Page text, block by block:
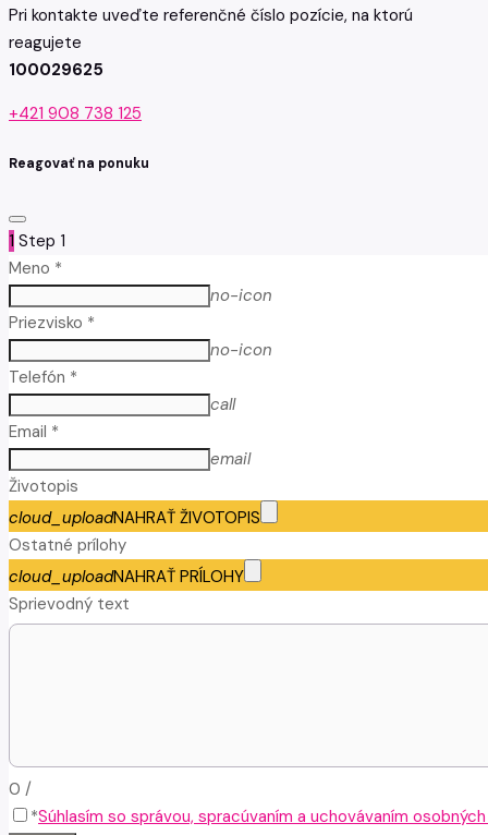
Pri kontakte uveďte referenčné číslo pozície, na ktorú
reagujete
100029625
+421 908 738 125
Reagovať na ponuku
1 Step 1
Meno *
no-icon
Priezvisko *
no-icon
Telefón *
call
Email *
email
Životopis
cloud_uploadNAHRAŤ ŽIVOTOPIS
Ostatné prílohy
cloud_uploadNAHRAŤ PRÍLOHY
Sprievodný text
0 /
*Súhlasím so správou, spracúvaním a uchovávaním